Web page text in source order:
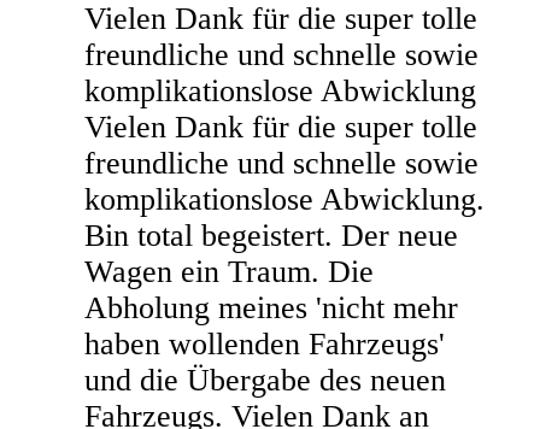
Vielen Dank für die super tolle
freundliche und schnelle sowie
komplikationslose Abwicklung
Vielen Dank für die super tolle
freundliche und schnelle sowie
komplikationslose Abwicklung.
Bin total begeistert. Der neue
Wagen ein Traum. Die
Abholung meines 'nicht mehr
haben wollenden Fahrzeugs'
und die Übergabe des neuen
Fahrzeugs. Vielen Dank an